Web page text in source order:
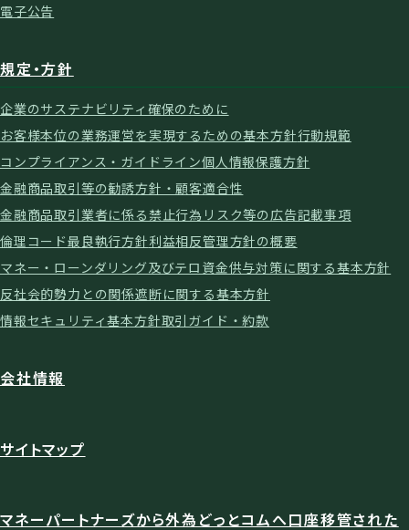
電子公告
規定・方針
企業のサステナビリティ確保のために
お客様本位の業務運営を実現するための基本方針行動規範
コンプライアンス・ガイドライン個人情報保護方針
金融商品取引等の勧誘方針・顧客適合性
金融商品取引業者に係る禁止行為 リスク等の広告記載事項
倫理コード最良執行方針利益相反管理方針の概要
マネー・ローンダリング及びテロ資金供与対策に関する基本方針
反社会的勢力との関係遮断に関する基本方針
情報セキュリティ基本方針取引ガイド・約款
会社情報
サイトマップ
マネーパートナーズから外為どっとコムへ口座移管された